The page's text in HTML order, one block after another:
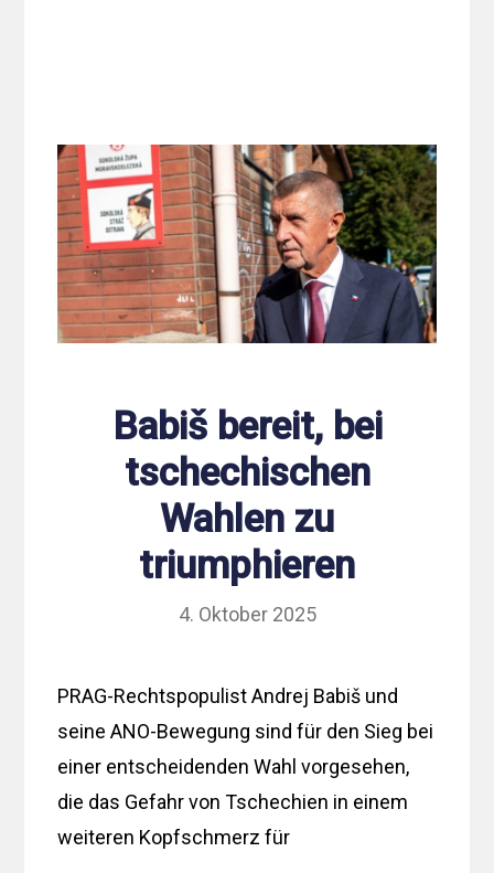
Babiš bereit, bei
tschechischen
Wahlen zu
triumphieren
4. Oktober 2025
PRAG-Rechtspopulist Andrej Babiš und
seine ANO-Bewegung sind für den Sieg bei
einer entscheidenden Wahl vorgesehen,
die das Gefahr von Tschechien in einem
weiteren Kopfschmerz für